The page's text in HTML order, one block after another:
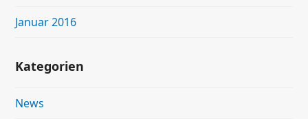
Januar 2016
Kategorien
News